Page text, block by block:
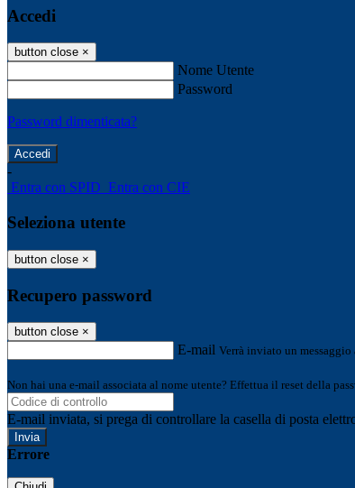
Accedi
button close ×
Nome Utente
Password
Password dimenticata?
-
Entra con SPID Entra con CIE
Seleziona utente
button close ×
Recupero password
button close ×
E-mail Verrà inviato un
Non hai una e-mail associata al nome utente? Effettua il reset della
E-mail inviata, si prega di controllare la casella di posta
Errore